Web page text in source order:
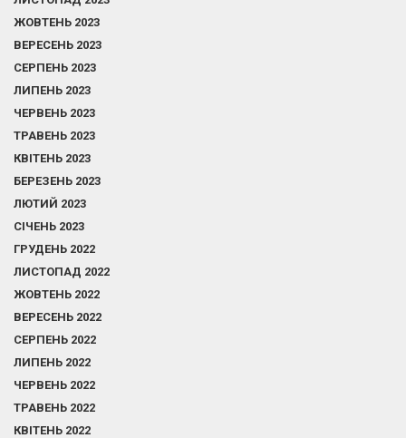
ЖОВТЕНЬ 2023
ВЕРЕСЕНЬ 2023
СЕРПЕНЬ 2023
ЛИПЕНЬ 2023
ЧЕРВЕНЬ 2023
ТРАВЕНЬ 2023
КВІТЕНЬ 2023
БЕРЕЗЕНЬ 2023
ЛЮТИЙ 2023
СІЧЕНЬ 2023
ГРУДЕНЬ 2022
ЛИСТОПАД 2022
ЖОВТЕНЬ 2022
ВЕРЕСЕНЬ 2022
СЕРПЕНЬ 2022
ЛИПЕНЬ 2022
ЧЕРВЕНЬ 2022
ТРАВЕНЬ 2022
КВІТЕНЬ 2022